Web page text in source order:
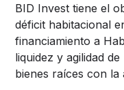
BID Invest tiene el
déficit habitacional
financiamiento a
liquidez y agilidad
bienes raíces con la